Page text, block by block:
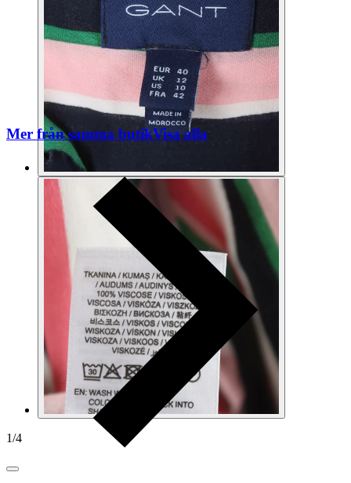
1/4
Mer från samma butikVisa alla